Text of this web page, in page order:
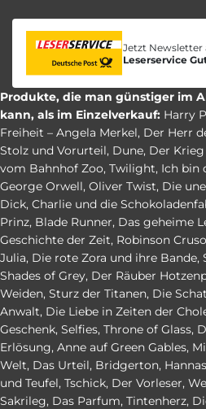
Jetzt Newsletter
Leserservice
Produkte, die man günstiger im
kann, als im Einzelverkauf: Harry
Freiheit – Angela Merkel, Der Herr
Stolz und Vorurteil, Dune, Der
vom Bahnhof Zoo, Twilight, Ich bin
George Orwell, Oliver Twist, Die
Dick, Charlie und die
Prinz, Blade Runner, Das geheime
Geschichte der Zeit, Robinson
Julia, Die rote Zora und ihre Bande,
Shades of Grey, Der Räuber
Weiden, Sturz der Titanen, Die
Anwalt, Die Liebe in Zeiten der
Geschenk, Selfies, Throne of Glass,
Erlösung, Anne auf Green Gables,
Welt, Das Urteil, Bridgerton,
und Teufel, Tschick, Der Vorleser,
Sakrileg, Das Parfum, Tintenherz,